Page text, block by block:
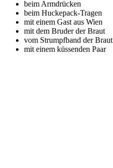
beim Armdrücken
beim Huckepack-Tragen
mit einem Gast aus Wien
mit dem Bruder der Braut
vom Strumpfband der Braut
mit einem küssenden Paar